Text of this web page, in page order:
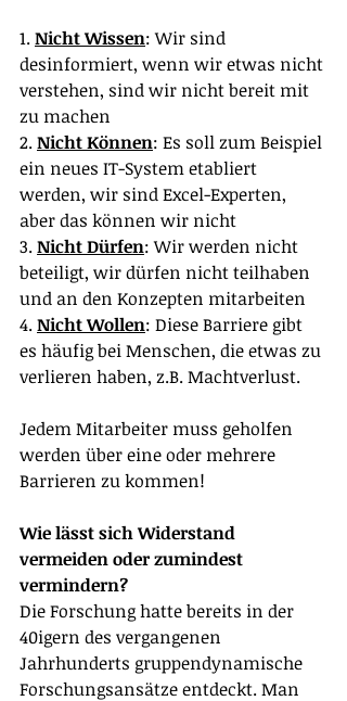
1. Nicht Wissen: Wir sind
desinformiert, wenn wir etwas nicht
verstehen, sind wir nicht bereit mit
zu machen
2. Nicht Können: Es soll zum Beispiel
ein neues IT-System etabliert
werden, wir sind Excel-Experten,
aber das können wir nicht
3. Nicht Dürfen: Wir werden nicht
beteiligt, wir dürfen nicht teilhaben
und an den Konzepten mitarbeiten
4. Nicht Wollen: Diese Barriere gibt
es häufig bei Menschen, die etwas zu
verlieren haben, z.B. Machtverlust.
Jedem Mitarbeiter muss geholfen
werden über eine oder mehrere
Barrieren zu kommen!
Wie lässt sich Widerstand
vermeiden oder zumindest
vermindern?
Die Forschung hatte bereits in der
40igern des vergangenen
Jahrhunderts gruppendynamische
Forschungsansätze entdeckt. Man